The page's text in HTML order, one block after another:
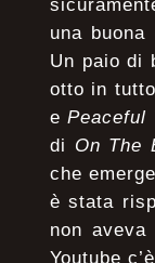
una
Un paio di
otto in
ePeaceful
di On The
che
è stata
non
Youtube